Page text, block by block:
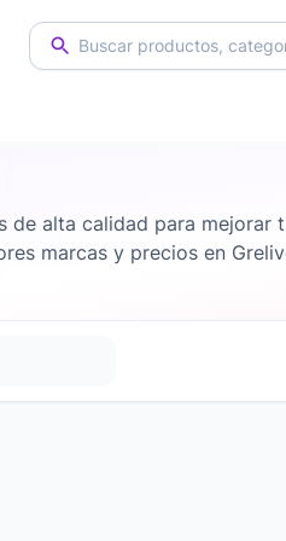
de alta calidad para mejorar
marcas y precios en